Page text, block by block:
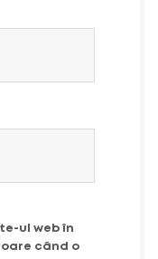
ul web în
când o